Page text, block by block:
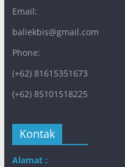
Email:
baliekbis@gmail.com
Phone:
(+62) 81615351673
(+62) 85101518225
Kontak
Alamat :